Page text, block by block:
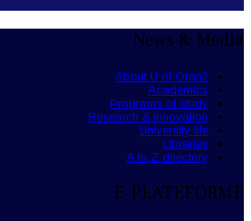
News & Media
About U of Oran2
Academics
Programs of study
Research & innovation
University life
Libraries
A to Z directory
E-PLATEFORME